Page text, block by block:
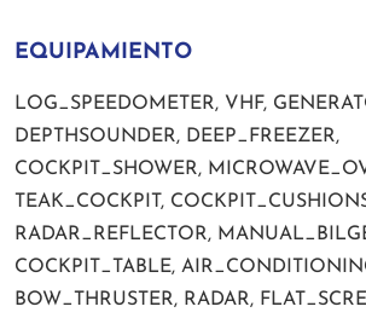
EQUIPAMIENTO
LOG_SPEEDOMETER, VHF,
DEPTHSOUNDER, DEEP_FREEZER,
COCKPIT_SHOWER,
TEAK_COCKPIT,
RADAR_REFLECTOR,
COCKPIT_TABLE,
BOW_THRUSTER, RADAR,